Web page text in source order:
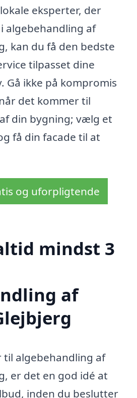
eksperter, der
algebehandling af
kan du få den bedste
tilpasset dine
Gå ikke på kompromis
det kommer til
din bygning; vælg et
få din facade til at
og uforpligtende
mindst 3
af
til algebehandling af
er det en god idé at
inden du beslutter